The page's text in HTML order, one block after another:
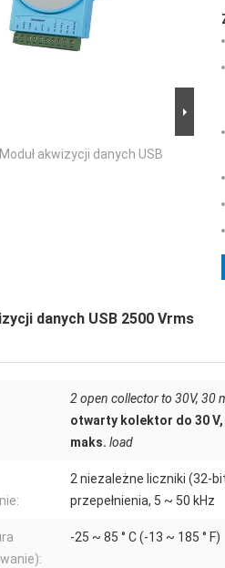
Moduł akwizycji danych USB
danych USB 2500 Vrms
2 open collector to 30V, 30
otwarty kolektor do 30 V,
maks. load
2 niezależne liczniki (32-
przepełnienia, 5 ~ 50 kHz
-25 ~ 85 ° C (-13 ~ 185 ° F)